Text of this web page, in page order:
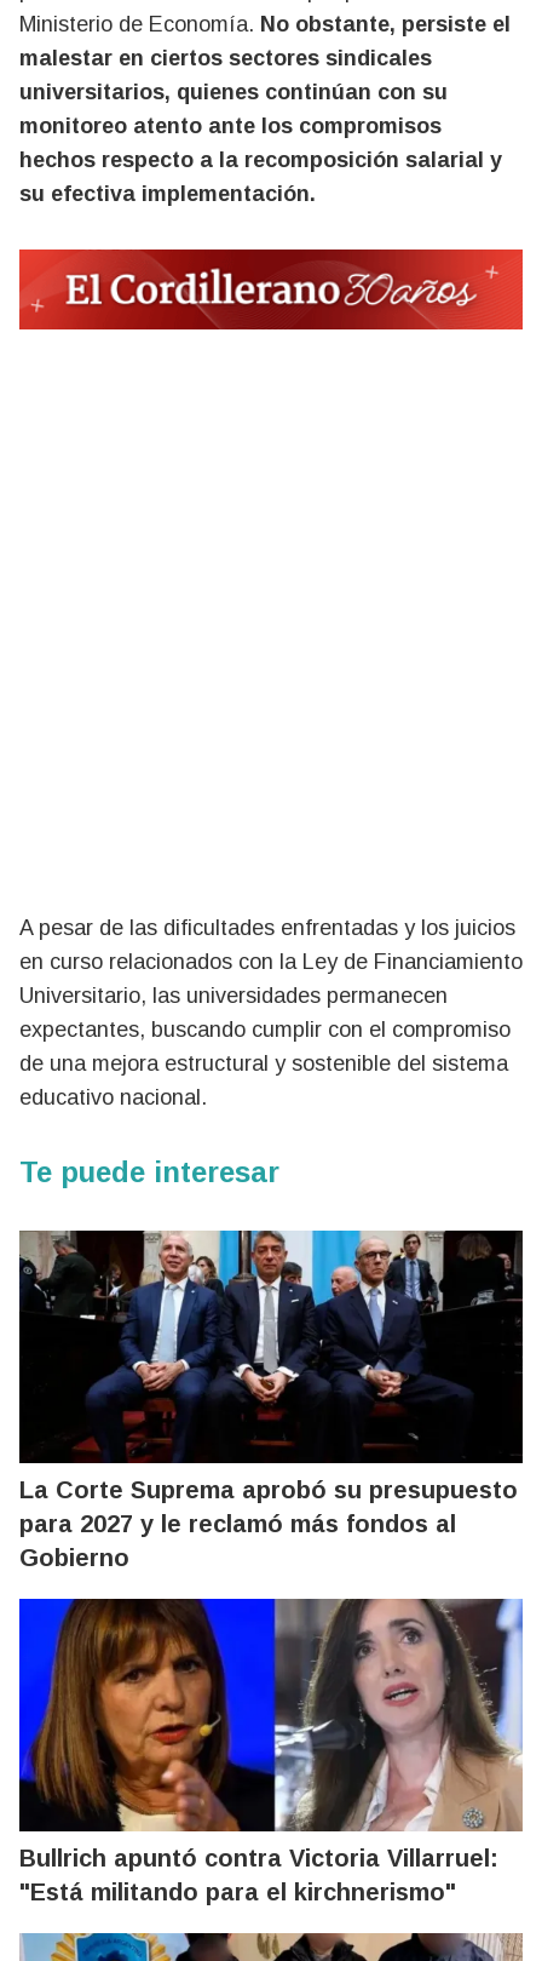
Ministerio de Economía. No obstante, persiste el
malestar en ciertos sectores sindicales
universitarios, quienes continúan con su
monitoreo atento ante los compromisos
hechos respecto a la recomposición salarial y
su efectiva implementación.
A pesar de las dificultades enfrentadas y los juicios
en curso relacionados con la Ley de Financiamiento
Universitario, las universidades permanecen
expectantes, buscando cumplir con el compromiso
de una mejora estructural y sostenible del sistema
educativo nacional.
Te puede interesar
La Corte Suprema aprobó su presupuesto
para 2027 y le reclamó más fondos al
Gobierno
Bullrich apuntó contra Victoria Villarruel:
"Está militando para el kirchnerismo"